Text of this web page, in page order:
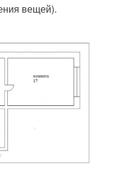
вещей).